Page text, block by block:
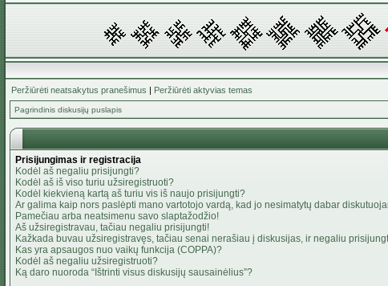
Peržiūrėti neatsakytus pranešimus | Peržiūrėti aktyvias temas
Pagrindinis diskusijų puslapis
Prisijungimas ir registracija
Kodėl aš negaliu prisijungti?
Kodėl aš iš viso turiu užsiregistruoti?
Kodėl kiekvieną kartą aš turiu vis iš naujo prisijungti?
Ar galima kaip nors paslėpti mano vartotojo vardą, kad jo nesimatytų dabar
Pamečiau arba neatsimenu savo slaptažodžio!
Aš užsiregistravau, tačiau negaliu prisijungti!
Kažkada buvau užsiregistravęs, tačiau senai nerašiau į diskusijas, ir negaliu
Kas yra apsaugos nuo vaikų funkcija (COPPA)?
Kodėl aš negaliu užsiregistruoti?
Ką daro nuoroda “Ištrinti visus diskusijų sausainėlius”?